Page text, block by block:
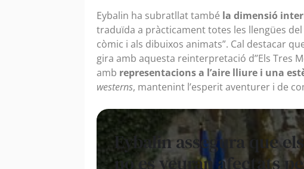
Eybalin ha subratllat també la dimensió
traduïda a pràcticament totes les llengües
còmic i als dibuixos animats”. Cal destacar
gira amb aquesta reinterpretació d’’Els Tres
amb representacions a l’aire lliure i una
westerns, mantenint l’esperit aventurer i de
Eybalin assegura que
no es veuran afectats